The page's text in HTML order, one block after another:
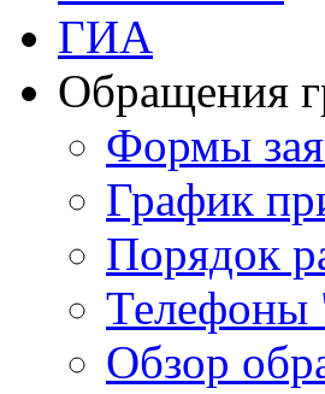
ГИА
Обращения
Формы
График
Порядок
Телефоны
Обзор